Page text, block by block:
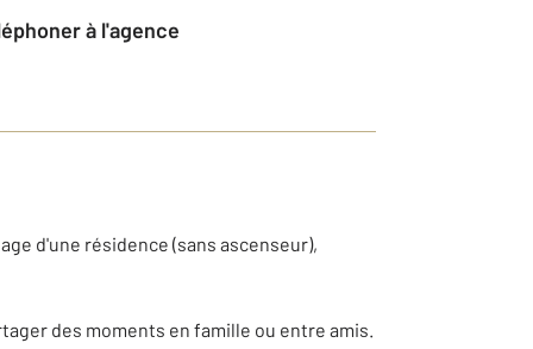
à l'agence
d'une résidence (sans ascenseur),
des moments en famille ou entre amis.